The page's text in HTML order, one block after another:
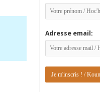
Adresse email: